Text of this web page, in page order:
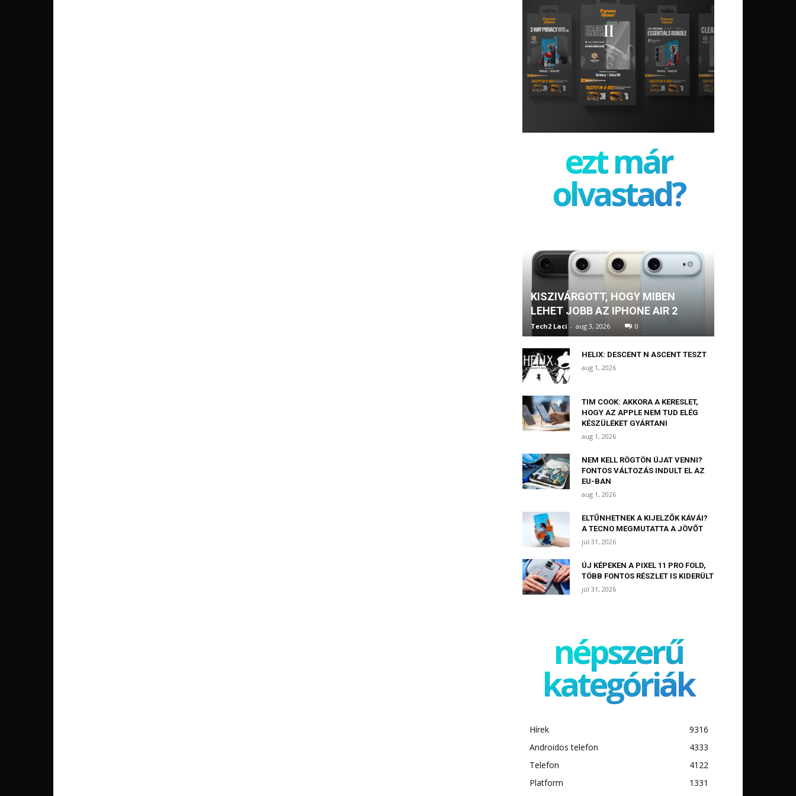
ezt már
olvastad?
KISZIVÁRGOTT, HOGY MIBEN
LEHET JOBB AZ IPHONE AIR 2
Tech2 Laci - aug 3, 2026 0
HELIX: DESCENT N ASCENT TESZT
aug 1, 2026
TIM COOK: AKKORA A KERESLET,
HOGY AZ APPLE NEM TUD ELÉG
KÉSZÜLÉKET GYÁRTANI
aug 1, 2026
NEM KELL RÖGTÖN ÚJAT VENNI?
FONTOS VÁLTOZÁS INDULT EL AZ
EU-BAN
aug 1, 2026
ELTŰNHETNEK A KIJELZŐK KÁVÁI?
A TECNO MEGMUTATTA A JÖVŐT
júl 31, 2026
ÚJ KÉPEKEN A PIXEL 11 PRO FOLD,
TÖBB FONTOS RÉSZLET IS KIDERÜLT
júl 31, 2026
népszerű
kategóriák
Hírek
9316
Androidos telefon
4333
Telefon
4122
Platform
1331